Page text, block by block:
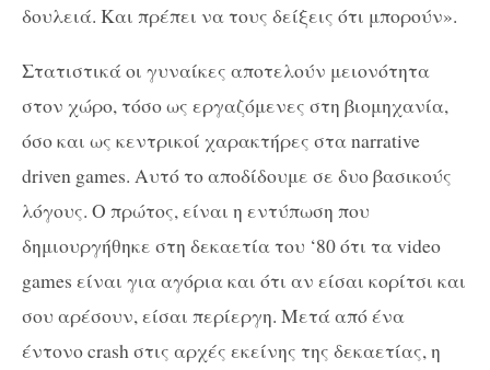
δουλειά. Και πρέπει να τους δείξεις ότι μπορούν».
Στατιστικά οι γυναίκες αποτελούν μειονότητα
στον χώρο, τόσο ως εργαζόμενες στη βιομηχανία,
όσο και ως κεντρικοί χαρακτήρες στα narrative
driven games. Αυτό το αποδίδουμε σε δυο βασικούς
λόγους. Ο πρώτος, είναι η εντύπωση που
δημιουργήθηκε στη δεκαετία του ‘80 ότι τα video
games είναι για αγόρια και ότι αν είσαι κορίτσι και
σου αρέσουν, είσαι περίεργη. Μετά από ένα
έντονο crash στις αρχές εκείνης της δεκαετίας, η